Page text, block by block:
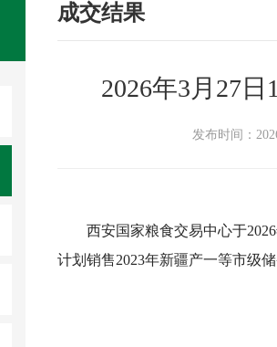
成交结果
2026年3月27
发布时间：
西安国家粮食交易中心于
计划销售2023年新疆产一等市级